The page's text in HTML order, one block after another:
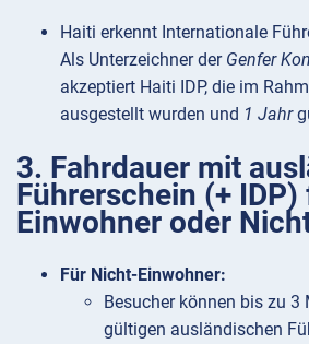
Haiti erkennt Internationale
Als Unterzeichner der Genfer
akzeptiert Haiti IDP, die im
ausgestellt wurden und 1 Jahr
3. Fahrdauer mit
Führerschein (+ IDP)
Einwohner oder
Für Nicht-Einwohner:
Besucher können bis zu
gültigen ausländischen